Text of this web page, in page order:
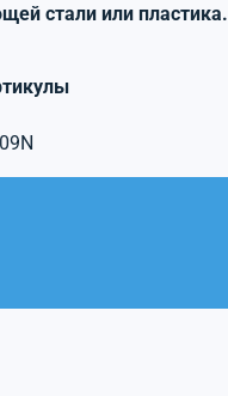
стали или пластика.